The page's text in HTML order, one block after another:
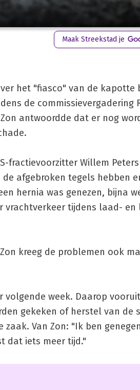
Maak Streekstad je
het "fiasco" van de kapotte
de commissievergadering
antwoordde dat er nog
fractievoorzitter Willem
afgebroken tegels hebben
hernia was genezen, bijna
vrachtverkeer tijdens laad- en
kreeg de problemen ook
volgende week. Daarop
gekeken of herstel van de
Van Zon: "Ik ben
dat iets meer tijd."